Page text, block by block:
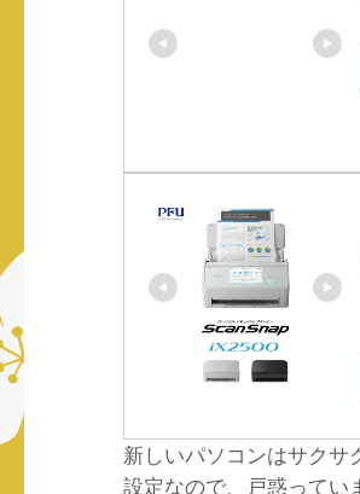
新しいパソコンはサクサ
設定なので、戸惑ってい